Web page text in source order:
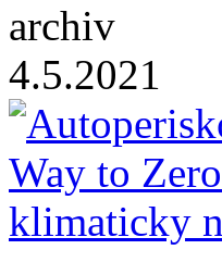
archiv
4.5.2021